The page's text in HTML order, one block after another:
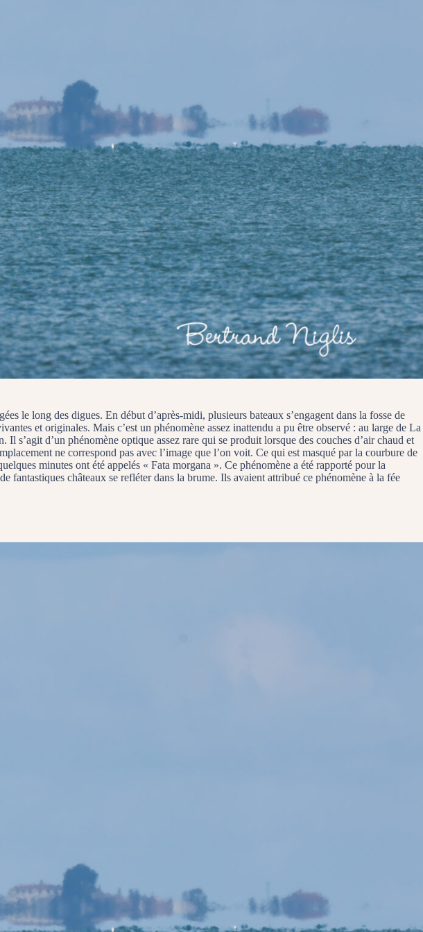
le long des digues. En début d’après-midi, plusieurs bateaux s’engagent dans la fosse de
et originales. Mais c’est un phénomène assez inattendu a pu être observé : au large de La
s’agit d’un phénomène optique assez rare qui se produit lorsque des couches d’air chaud et
ne correspond pas avec l’image que l’on voit. Ce qui est masqué par la courbure de
minutes ont été appelés « Fata morgana ». Ce phénomène a été rapporté pour la
châteaux se refléter dans la brume. Ils avaient attribué ce phénomène à la fée